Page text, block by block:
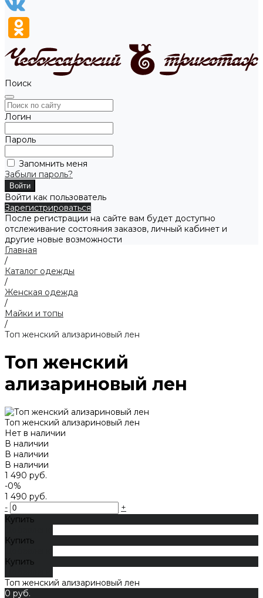
Поиск
Логин
Пароль
Запомнить меня
Забыли пароль?
Войти как пользователь
Зарегистрироваться
После регистрации на сайте вам будет доступно
отслеживание состояния заказов, личный кабинет и
другие новые возможности
Главная
/
Каталог одежды
/
Женская одежда
/
Майки и топы
/
Топ женский ализариновый лен
Топ женский
ализариновый лен
Топ женский ализариновый лен
Нет в наличии
В наличии
В наличии
В наличии
1 490 руб.
-0%
1 490 руб.
-
+
Купить
Купить
Купить
Топ женский ализариновый лен
0 руб.